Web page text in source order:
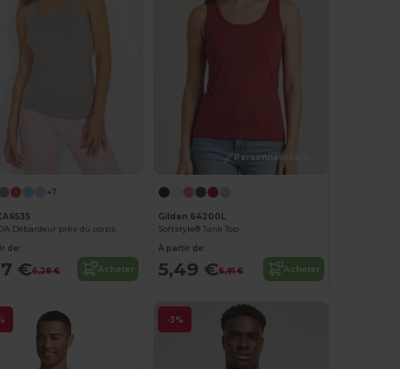
+7
Débardeur près du corps
de:
€6,28 € Acheter
Personnalisez-le !
Gildan 64200L
Softstyle® Tank Top
À partir de:
5,49 €6,91 € Acheter
-3%